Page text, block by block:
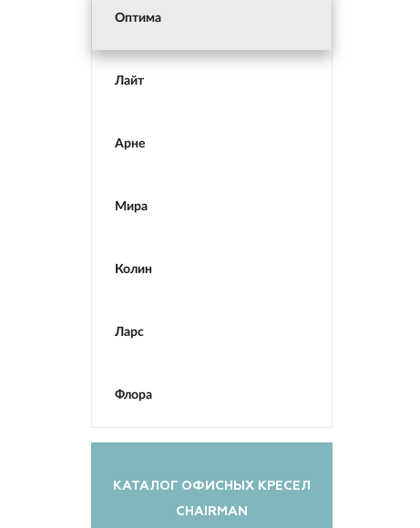
Оптима
Лайт
Арне
Мира
Колин
Ларс
Флора
КАТАЛОГ ОФИСНЫХ КРЕСЕЛ
CHAIRMAN